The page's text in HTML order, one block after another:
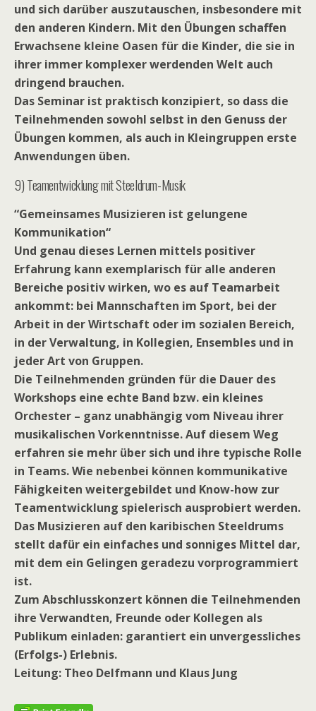
und sich darüber auszutauschen, insbesondere mit
den anderen Kindern. Mit den Übungen schaffen
Erwachsene kleine Oasen für die Kinder, die sie in
ihrer immer komplexer werdenden Welt auch
dringend brauchen.
Das Seminar ist praktisch konzipiert, so dass die
Teilnehmenden sowohl selbst in den Genuss der
Übungen kommen, als auch in Kleingruppen erste
Anwendungen üben.
9) Teamentwicklung mit Steeldrum-Musik
“Gemeinsames Musizieren ist gelungene
Kommunikation“
Und genau dieses Lernen mittels positiver
Erfahrung kann exemplarisch für alle anderen
Bereiche positiv wirken, wo es auf Teamarbeit
ankommt: bei Mannschaften im Sport, bei der
Arbeit in der Wirtschaft oder im sozialen Bereich,
in der Verwaltung, in Kollegien, Ensembles und in
jeder Art von Gruppen.
Die Teilnehmenden gründen für die Dauer des
Workshops eine echte Band bzw. ein kleines
Orchester – ganz unabhängig vom Niveau ihrer
musikalischen Vorkenntnisse. Auf diesem Weg
erfahren sie mehr über sich und ihre typische Rolle
in Teams. Wie nebenbei können kommunikative
Fähigkeiten weitergebildet und Know-how zur
Teamentwicklung spielerisch ausprobiert werden.
Das Musizieren auf den karibischen Steeldrums
stellt dafür ein einfaches und sonniges Mittel dar,
mit dem ein Gelingen geradezu vorprogrammiert
ist.
Zum Abschlusskonzert können die Teilnehmenden
ihre Verwandten, Freunde oder Kollegen als
Publikum einladen: garantiert ein unvergessliches
(Erfolgs-) Erlebnis.
Leitung: Theo Delfmann und Klaus Jung